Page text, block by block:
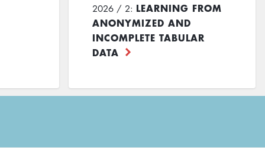
2026 / 2: LEARNING FROM
ANONYMIZED AND
INCOMPLETE TABULAR
DATA